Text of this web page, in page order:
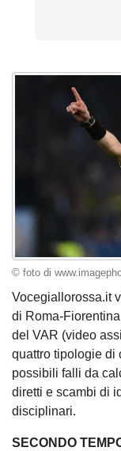
© foto di
Vocegiallorossa.it
di Roma-
del VAR (video
quattro tipologie di
possibili falli da
diretti e scambi di
disciplinari.
SECONDO